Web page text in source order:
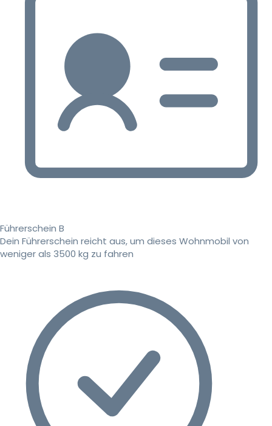
Führerschein B
Dein Führerschein reicht aus, um dieses Wohnmobil von
weniger als 3500 kg zu fahren